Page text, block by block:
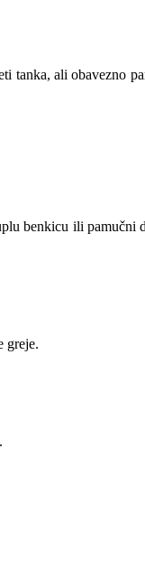
tanka, ali obavezno
benkicu ili pamučni
greje.